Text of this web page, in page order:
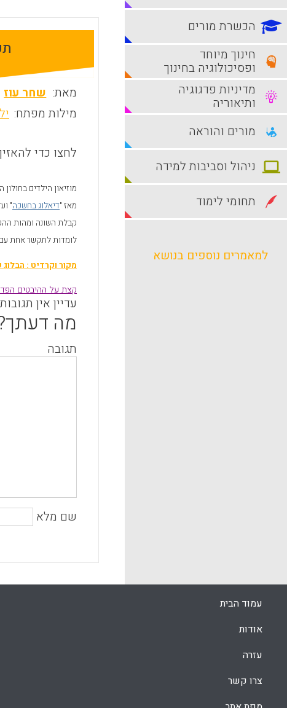
מאת: שחר עוז
מילות מפתח:
לחצו כדי
מוזיאון הילדים
מאז "דיאלוג בחשכה"
קבלת השונה ומהות
לומדות לתקשר אחת עם
מקור וקרדיט :
קצת על ההיבטים
עדיין אין
מה
תגובה
שם מלא
הכשרת מורים
חינוך מיוחד
ופסיכולוגיה בחינוך
מדיניות פדגוגיה
ותיאוריה
מורים והוראה
ניהול וסביבות למידה
תחומי לימוד
למאמרים נוספים בנושא
עמוד הבית
אודות
עזרה
צרו קשר